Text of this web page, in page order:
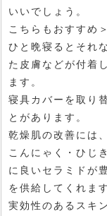
いいでしょう。
こちらもおすすめ
ひと晩寝るとそれ
た皮膚などが付着
ます。
寝具カバーを取り
とがあります。
乾燥肌の改善には
こんにゃく・ひじ
に良いセラミドが
を供給してくれます
実効性のあるスキ